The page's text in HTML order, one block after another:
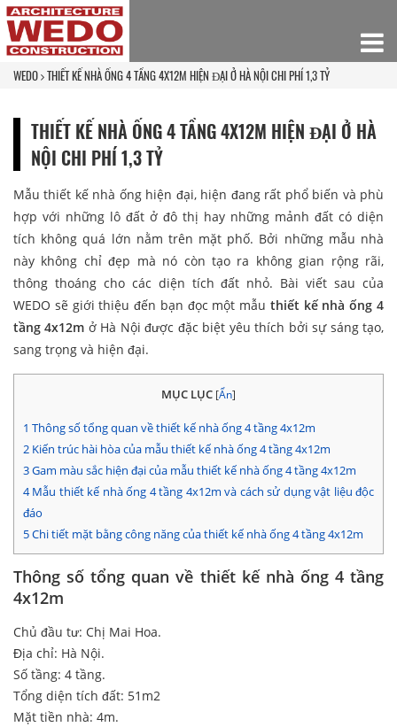
WEDO THIẾT KẾ NHÀ ỐNG 4 TẦNG 4X12M HIỆN ĐẠI Ở HÀ NỘI CHI PHÍ 1,3 TỶ
THIẾT KẾ NHÀ ỐNG 4 TẦNG 4X12M HIỆN ĐẠI Ở HÀ
NỘI CHI PHÍ 1,3 TỶ
Mẫu thiết kế nhà ống hiện đại, hiện đang rất phổ biến và phù
hợp với những lô đất ở đô thị hay những mảnh đất có diện
tích không quá lớn nằm trên mặt phố. Bởi những mẫu nhà
này không chỉ đẹp mà nó còn tạo ra không gian rộng rãi,
thông thoáng cho các diện tích đất nhỏ. Bài viết sau của
WEDO sẽ giới thiệu đến bạn đọc một mẫu thiết kế nhà ống 4
tầng 4x12m ở Hà Nội được đặc biệt yêu thích bởi sự sáng tạo,
sang trọng và hiện đại.
MỤC LỤC [Ẩn]
1 Thông số tổng quan về thiết kế nhà ống 4 tầng 4x12m
2 Kiến trúc hài hòa của mẫu thiết kế nhà ống 4 tầng 4x12m
3Gam màu sắc hiện đại của mẫu thiết kế nhà ống 4 tầng 4x12m
4Mẫu thiết kế nhà ống 4 tầng 4x12m và cách sử dụng vật liệu độc
đáo
5Chi tiết mặt bằng công năng của thiết kế nhà ống 4 tầng 4x12m
Thông số tổng quan về thiết kế nhà ống 4 tầng
4x12m
Chủ đầu tư: Chị Mai Hoa.
Địa chỉ: Hà Nội.
Số tầng: 4 tầng.
Tổng diện tích đất: 51m2
Mặt tiền nhà: 4m.